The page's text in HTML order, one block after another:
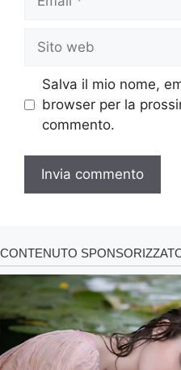
web
Salva il mio nome,
browser per la
commento.